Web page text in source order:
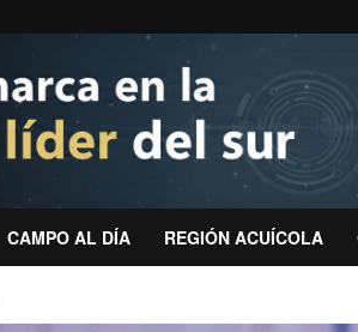
CAMPO AL DÍA REGIÓN ACUÍCOLA